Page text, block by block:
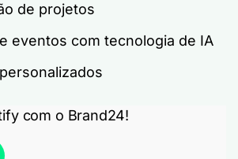
de projetos
eventos com tecnologia de IA
com o Brand24!